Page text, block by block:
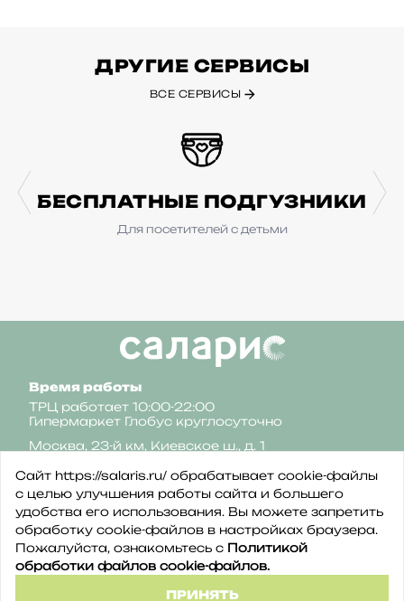
ДРУГИЕ СЕРВИСЫ
ВСЕ СЕРВИСЫ
БЕСПЛАТНЫЕ ПОДГУЗНИКИ
Для посетителей с детьми
Время работы
ТРЦ работает 10:00-22:00
Гипермаркет Глобус круглосуточно
Москва, 23-й км, Киевское ш., д. 1
Политика конфиденциальности
Политика обработки файлов cookie
©2026 ТРЦ Саларис
Сайт https://salaris.ru/ обрабатывает cookie-файлы
с целью улучшения работы сайта и большего
удобства его использования. Вы можете запретить
обработку сookie-файлов в настройках браузера.
Пожалуйста, ознакомьтесь с Политикой
обработки файлов cookie-файлов.
ПРИНЯТЬ